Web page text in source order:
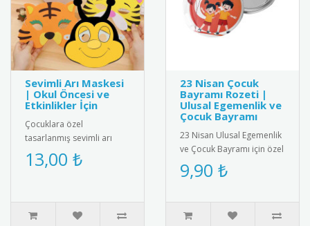
Sevimli Arı Maskesi
| Okul Öncesi ve
Etkinlikler İçin
Çocuklara özel
tasarlanmış sevimli arı
maskesi; okul öncesi
eğitim, tiyatro oyunları,
13,00 ₺
23 Nisan Çocuk
Bayramı Rozeti |
Ulusal Egemenlik ve
Çocuk Bayramı
23 Nisan Ulusal Egemenlik
ve Çocuk Bayramı için özel
tasarlanmış rozet.
Çocuklar için şık ve
9,90 ₺